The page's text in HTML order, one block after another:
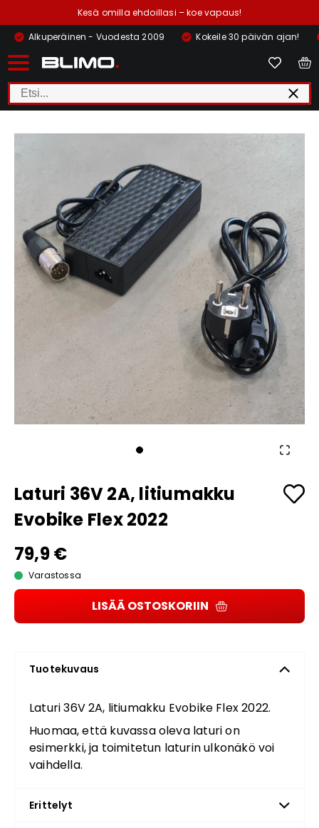
Kesä omilla ehdoillasi – koe vapaus!
Alkuperäinen - Vuodesta 2009
Kokeile 30 päivän ajan!
Laturi 36V 2A, litiumakku
Evobike Flex 2022
79,9 €
Varastossa
LISÄÄ OSTOSKORIIN
Tuotekuvaus
Laturi 36V 2A, litiumakku Evobike Flex 2022.
Huomaa, että kuvassa oleva laturi on
esimerkki, ja toimitetun laturin ulkonäkö voi
vaihdella.
Erittelyt